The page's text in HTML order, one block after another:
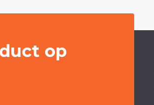
op